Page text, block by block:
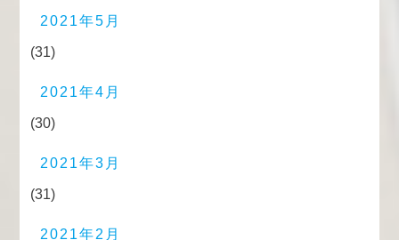
2021年5月
(31)
2021年4月
(30)
2021年3月
(31)
2021年2月